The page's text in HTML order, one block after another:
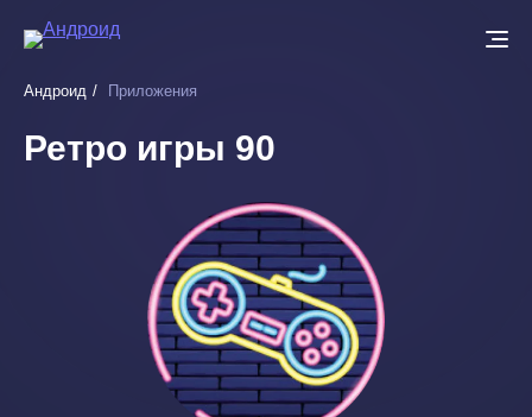
основному
Андроид Приложения
Ретро игры 90